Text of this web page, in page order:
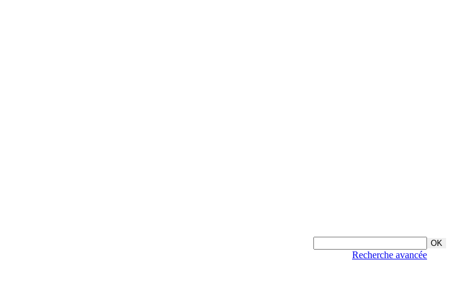
Recherche avancée